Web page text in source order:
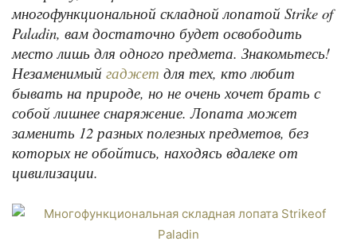
многофункциональной складной лопатой Strike of
Paladin, вам достаточно будет освободить
место лишь для одного предмета. Знакомьтесь!
Незаменимый гаджет для тех, кто любит
бывать на природе, но не очень хочет брать с
собой лишнее снаряжение. Лопата может
заменить 12 разных полезных предметов, без
которых не обойтись, находясь вдалеке от
цивилизации.